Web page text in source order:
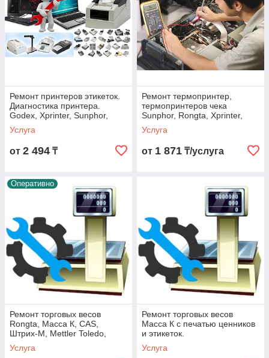
Ремонт принтеров этикеток.
Диагностика принтера.
Godex, Xprinter, Sunphor,
Argox, Rongta, TSC, Годекс,
Аргокс
Услуга
от 2 494 ₸
Ремонт термопринтер,
термопринтеров чека
Sunphor, Rongta, Xprinter,
Санфор, Ронгта, Umag, умаг
Арт.
Услуга
от 1 871 ₸/услуга
Оперативно
Ремонт торговых весов
Rongta, Масса К, CAS,
Штрих-М, Mettler Toledo,
Ронгта с печатью ценников и
этикеток.
Услуга
Ремонт торговых весов
Масса К с печатью ценников
и этикеток.
Услуга